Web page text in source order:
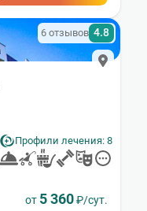
6 отзывов 4.8
Профили лечения: 8
от 5 360₽/сут.